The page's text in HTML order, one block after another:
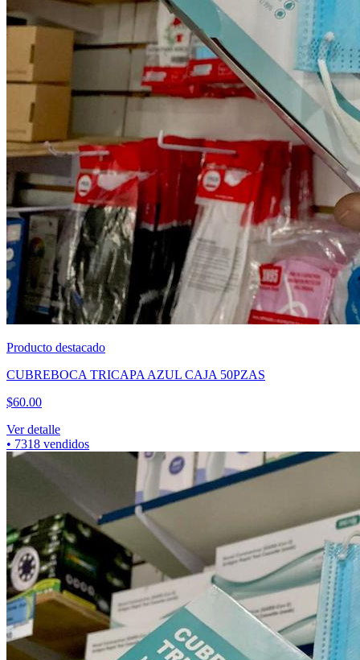
Producto destacado
CUBREBOCA TRICAPA AZUL CAJA 50PZAS
$60.00
Ver detalle
• 7318 vendidos